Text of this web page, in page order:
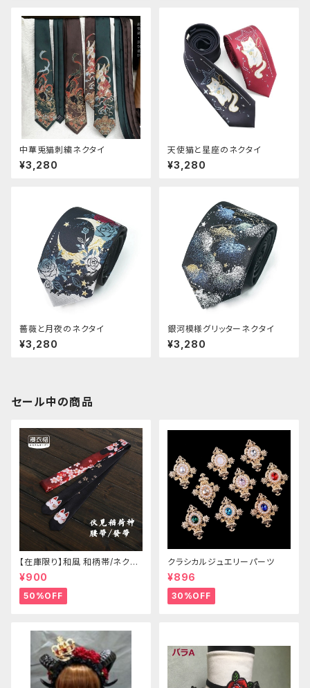
中華兎猫刺繍ネクタイ
¥3,280
天使猫と星座のネクタイ
¥3,280
薔薇と月夜のネクタイ
¥3,280
銀河模様グリッターネクタイ
¥3,280
セール中の商品
【在庫限り】和風 和柄帯/ネクタ
イ/リボン（狐面/金魚
¥900
50%OFF
クラシカルジュエリーパーツ
¥896
30%OFF